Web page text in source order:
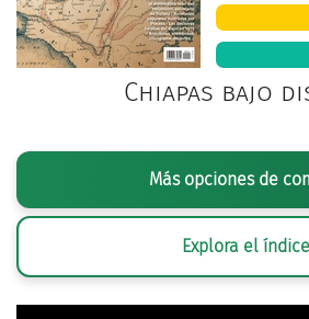
Chiapas bajo
Más opciones de
Explora el índice